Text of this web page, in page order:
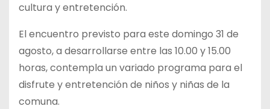
cultura y entretención.
El encuentro previsto para este domingo 31 de
agosto, a desarrollarse entre las 10.00 y 15.00
horas, contempla un variado programa para el
disfrute y entretención de niños y niñas de la
comuna.